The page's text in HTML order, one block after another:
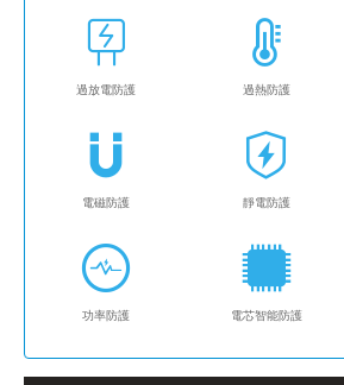
過放電防護 過熱防護
電磁防護 靜電防護
功率防護 電芯智能防護